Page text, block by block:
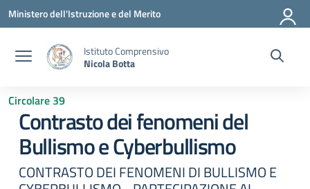
Vai ai contenuti
Vai al menu di navigazione
Vai al footer
Ministero dell'Istruzione e del Merito
Istituto Comprensivo
Nicola Botta
Circolare 39
Contrasto dei fenomeni del
Bullismo e Cyberbullismo
CONTRASTO DEI FENOMENI DI BULLISMO E